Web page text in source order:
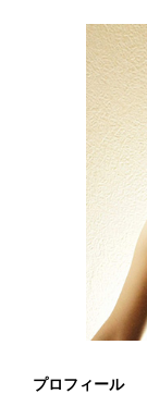
プロフィール